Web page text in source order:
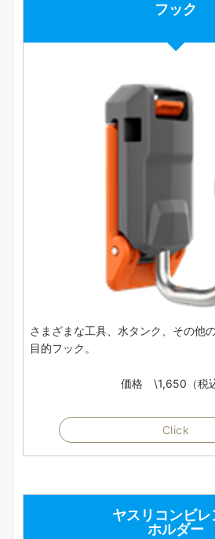
フック
さまざまな工具、水タンク、その他
目的フック。
価格 \1,650（税込
Click
ヤスリコンビレ
ホルダー